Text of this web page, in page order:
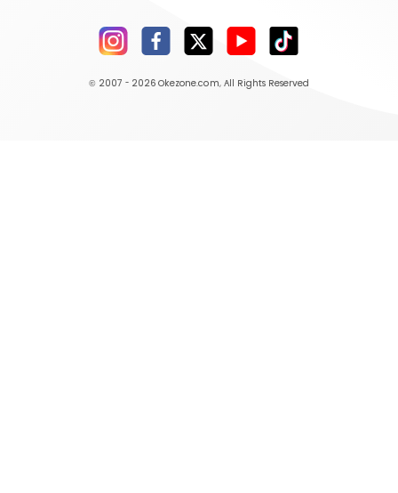
© 2007 - 2026 Okezone.com, All Rights Reserved